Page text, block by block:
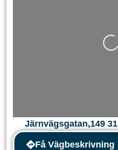
Laddar...
Järnvägsgatan,149 31
Få Vägbeskrivning